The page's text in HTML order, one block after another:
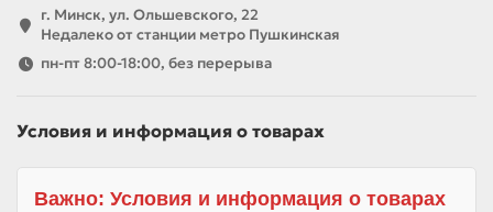
г. Минск, ул. Ольшевского, 22
Недалеко от станции метро Пушкинская
пн-пт 8:00-18:00, без перерыва
Условия и информация о товарах
Важно: Условия и информация о товарах